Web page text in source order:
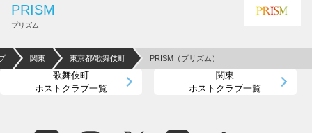
PRISM
プリズム
関東 東京都/歌舞伎町 PRISM（プリズム）
歌舞伎町
ホストクラブ一覧
関東
ホストクラブ一覧